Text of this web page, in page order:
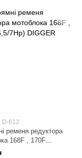
D-612
ременя редуктора
168F , 170F
DIGGER